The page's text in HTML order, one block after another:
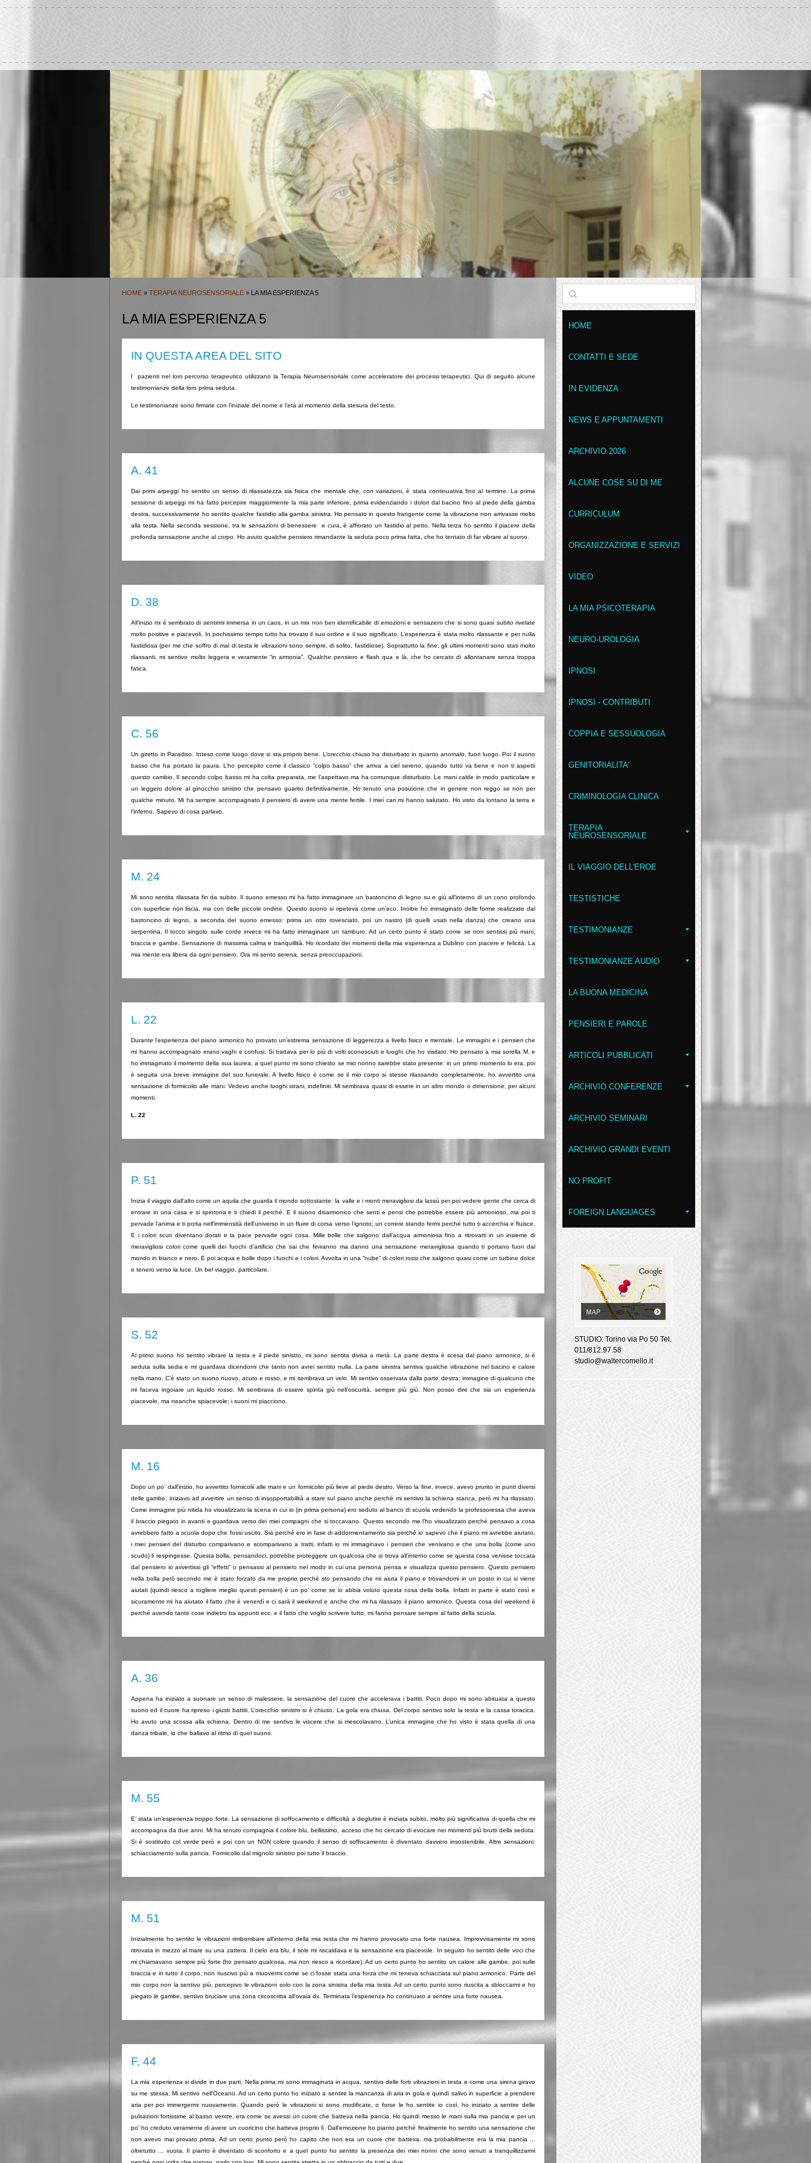
HOME » TERAPIA NEUROSENSORIALE » LA MIA ESPERIENZA 5
LA MIA ESPERIENZA 5
IN QUESTA AREA DEL SITO
I pazienti nel loro percorso terapeutico utilizzano la Terapia Neurosensoriale come acceleratore dei processi terapeutici. Qui di seguito alcune
testimonianze della loro prima seduta.
Le testimonianze sono firmate con l'iniziale del nome e l'età al momento della stesura del testo.
A. 41
Dai primi arpeggi ho sentito un senso di rilassatezza sia fisica che mentale che, con variazioni, è stata continuativa fino al termine. La prima
sessione di arpeggi mi ha fatto percepire maggiormente la mia parte inferiore, prima evidenziando i dolori dal bacino fino al piede della gamba
destra, successivamente ho sentito qualche fastidio alla gamba sinistra. Ho pensato in questo frangente come la vibrazione non arrivasse molto
alla testa. Nella seconda sessione, tra le sensazioni di benessere e cura, è affiorato un fastidio al petto. Nella terza ho sentito il piacere della
profonda sensazione anche al corpo. Ho avuto qualche pensiero rimandante la seduta poco prima fatta, che ho tentato di far vibrare al suono.
D. 38
All’inizio mi è sembrato di sentirmi immersa in un caos, in un mix non ben identificabile di emozioni e sensazioni che si sono quasi subito rivelate
molto positive e piacevoli. In pochissimo tempo tutto ha trovato il suo ordine e il suo significato. L’esperienza è stata molto rilassante e per nulla
fastidiosa (per me che soffro di mal di testa le vibrazioni sono sempre, di solito, fastidiose). Soprattutto la fine, gli ultimi momenti sono stati molto
rilassanti, mi sentivo molto leggera e veramente “in armonia”. Qualche pensiero e flash qua e là, che ho cercato di allontanare senza troppa
fatica.
C. 56
Un giretto in Paradiso. Inteso come luogo dove si sta proprio bene. L’orecchio chiuso ha disturbato in quanto anomalo, fuori luogo. Poi il suono
basso che ha portato la paura. L’ho percepito come il classico “colpo basso” che arriva a ciel sereno, quando tutto va bene e non ti aspetti
questo cambio. Il secondo colpo basso mi ha colta preparata, me l’aspettavo ma ha comunque disturbato. Le mani calde in modo particolare e
un leggero dolore al ginocchio sinistro che pensavo guarito definitivamente. Ho tenuto una posizione che in genere non reggo se non per
qualche minuto. Mi ha sempre accompagnato il pensiero di avere una mente fertile. I miei cari mi hanno salutato. Ho visto da lontano la terra e
l’inferno. Sapevo di cosa parlavo.
M. 24
Mi sono sentita rilassata fin da subito. Il suono emesso mi ha fatto immaginare un bastoncino di legno su e giù all’interno di un cono profondo
con superficie non liscia, ma con delle piccole ondine. Questo suono si ripeteva come un’eco. Inoltre ho immaginato delle forme realizzate dal
bastoncino di legno, a seconda del suono emesso: prima un otto rovesciato, poi un nastro (di quelli usati nella danza) che creano una
serpentina. Il tocco singolo sulle corde invece mi ha fatto immaginare un tamburo. Ad un certo punto è stato come se non sentissi più mani,
braccia e gambe. Sensazione di massima calma e tranquillità. Ho ricordato dei momenti della mia esperienza a Dublino con piacere e felicità. La
mia mente era libera da ogni pensiero. Ora mi sento serena, senza preoccupazioni.
L. 22
Durante l’esperienza del piano armonico ho provato un’estrema sensazione di leggerezza a livello fisico e mentale. Le immagini e i pensieri che
mi hanno accompagnato erano vaghi e confusi. Si trattava per lo più di volti sconosciuti e luoghi che ho visitato. Ho pensato a mia sorella M. e
ho immaginato il momento della sua laurea, a quel punto mi sono chiesto se mio nonno sarebbe stato presente: in un primo momento lo era, poi
è seguita una breve immagine del suo funerale. A livello fisico è come se il mio corpo si stesse rilassando completamente, ho avvertito una
sensazione di formicolio alle mani. Vedevo anche luoghi strani, indefiniti. Mi sembrava quasi di essere in un altro mondo o dimensione, per alcuni
momenti.
L. 22
P. 51
Inizia il viaggio dall’alto come un aquila che guarda il mondo sottostante: la valle e i monti meravigliosi da lassù per poi vedere gente che cerca di
entrare in una casa e si spintona e ti chiedi il perché. E il suono disarmonico che senti e pensi che potrebbe essere più armonioso, ma poi ti
pervade l’anima e ti porta nell’immensità dell’universo in un fluire di corsa verso l’ignoto; un correre stando fermi perché tutto ti accerchia e fluisce.
E i colori scuri diventano dorati e la pace pervade ogni cosa. Mille bolle che salgono dall’acqua armoniosa fino a ritrovarti in un insieme di
meravigliosi colori come quelli dei fuochi d’artificio che sai che finiranno ma danno una sensazione meravigliosa quando ti portano fuori dal
mondo in bianco e nero. E poi acqua e bolle dopo i fuochi e i colori. Avvolta in una “nube” di colori rossi che salgono quasi come un turbine dolce
e tenero verso la luce. Un bel viaggio, particolare.
S. 52
Al primo suono ho sentito vibrare la testa e il piede sinistro, mi sono sentita divisa a metà. La parte destra è scesa dal piano armonico, si è
seduta sulla sedia e mi guardava dicendomi che tanto non avrei sentito nulla. La parte sinistra sentiva qualche vibrazione nel bacino e calore
nella mano. C’è stato un suono nuovo, acuto e rosso, e mi sembrava un velo. Mi sentivo osservata dalla parte destra; immagine di qualcuno che
mi faceva ingoiare un liquido rosso. Mi sembrava di essere spinta giù nell’oscurità, sempre più giù. Non posso dire che sia un esperienza
piacevole, ma neanche spiacevole; i suoni mi piacciono.
M. 16
Dopo un po’ dall’inizio, ho avvertito formicolii alle mani e un formicolio più lieve al piede destro. Verso la fine, invece, avevo prurito in punti diversi
delle gambe, iniziavo ad avvertire un senso di insopportabilità a stare sul piano anche perché mi sentivo la schiena stanca, però mi ha rilassato.
Come immagine più nitida ho visualizzato la scena in cui io (in prima persona) ero seduto al banco di scuola vedendo la professoressa che aveva
il braccio piegato in avanti e guardava verso dei miei compagni che si toccavano. Questo secondo me l’ho visualizzato perché pensavo a cosa
avrebbero fatto a scuola dopo che fossi uscito. Sia perché ero in fase di addormentamento sia perché io sapevo che il piano mi avrebbe aiutato,
i miei pensieri del disturbo comparivano e scomparivano a tratti, infatti io mi immaginavo i pensieri che venivano e che una bolla (come uno
scudo) li respingesse. Questa bolla, pensandoci, potrebbe proteggere un qualcosa che si trova all’interno come se questa cosa venisse toccata
dal pensiero io avvertissi gli “effetti” o pensassi al pensiero nel modo in cui una persona pensa e visualizza questo pensiero. Questo pensiero
nella bolla però secondo me è stato forzato da me proprio perché sto pensando che mi aiuta il piano e trovandomi in un posto in cui si viene
aiutati (quindi riesco a togliere meglio questi pensieri) è un po’ come se io abbia voluto questa cosa della bolla. Infatti in parte è stato così e
sicuramente mi ha aiutato il fatto che è venerdì e ci sarà il weekend e anche che mi ha rilassato il piano armonico. Questa cosa del weekend è
perché avendo tante cose indietro tra appunti ecc. e il fatto che voglio scrivere tutto, mi fanno pensare sempre al fatto della scuola.
A. 36
Appena ha iniziato a suonare un senso di malessere, la sensazione del cuore che accelerava i battiti. Poco dopo mi sono abituata a questo
suono ed il cuore ha ripreso i giusti battiti. L’orecchio sinistro si è chiuso. La gola era chiusa. Del corpo sentivo solo la testa e la cassa toracica.
Ho avuto una scossa alla schiena. Dentro di me sentivo le viscere che si mescolavano. L’unica immagine che ho visto è stata quella di una
danza tribale, io che ballavo al ritmo di quel suono.
M. 55
E’ stata un’esperienza troppo forte. La sensazione di soffocamento e difficoltà a deglutire è iniziata subito, molto più significativa di quella che mi
accompagna da due anni. Mi ha tenuto compagnia il colore blu, bellissimo, acceso che ho cercato di evocare nei momenti più brutti della seduta.
Si è sostituito col verde però e poi con un NON colore quando il senso di soffocamento è diventato davvero insostenibile. Altre sensazioni:
schiacciamento sulla pancia. Formicolio dal mignolo sinistro poi tutto il braccio.
M. 51
Inizialmente ho sentito le vibrazioni rimbombare all’interno della mia testa che mi hanno provocato una forte nausea. Improvvisamente mi sono
ritrovata in mezzo al mare su una zattera. Il cielo era blu, il sole mi riscaldava e la sensazione era piacevole. In seguito ho sentito delle voci che
mi chiamavano sempre più forte (ho pensato qualcosa, ma non riesco a ricordare). Ad un certo punto ho sentito un calore alle gambe, poi sulle
braccia e in tutto il corpo, non riuscivo più a muovermi come se ci fosse stata una forza che mi teneva schiacciata sul piano armonico. Parte del
mio corpo non la sentivo più, percepivo le vibrazioni solo con la zona sinistra della mia testa. Ad un certo punto sono riuscita a sbloccarmi e ho
piegato le gambe, sentivo bruciare una zona circoscritta all’ovaia dx. Terminata l’esperienza ho continuato a sentire una forte nausea.
F. 44
La mia esperienza si divide in due parti. Nella prima mi sono immaginata in acqua, sentivo delle forti vibrazioni in testa e come una sirena giravo
su me stessa. Mi sentivo nell’Oceano. Ad un certo punto ho iniziato a sentire la mancanza di aria in gola e quindi salivo in superficie a prendere
aria per poi immergermi nuovamente. Quando però le vibrazioni si sono modificate, o forse le ho sentite io così, ho iniziato a sentire delle
pulsazioni fortissime al basso ventre, era come se avessi un cuore che batteva nella pancia. Ho quindi messo le mani sulla mia pancia e per un
po’ ho creduto veramente di avere un cuoricino che batteva proprio lì. Dall’emozione ho pianto perché finalmente ho sentito una sensazione che
non avevo mai provato prima. Ad un certo punto però ho capito che non era un cuore che batteva, ma probabilmente era la mia pancia ...
oltretutto ... vuota. Il pianto è diventato di sconforto e a quel punto ho sentito la presenza dei miei nonni che sono venuti a tranquillizzarmi
HOME
CONTATTI E SEDE
IN EVIDENZA
NEWS E APPUNTAMENTI
ARCHIVIO 2026
ALCUNE COSE SU DI ME
CURRICULUM
ORGANIZZAZIONE E SERVIZI
VIDEO
LA MIA PSICOTERAPIA
NEURO-UROLOGIA
IPNOSI
IPNOSI - CONTRIBUTI
COPPIA E SESSUOLOGIA
GENITORIALITA'
CRIMINOLOGIA CLINICA
TERAPIA
NEUROSENSORIALE
IL VIAGGIO DELL'EROE
TESTISTICHE
TESTIMONIANZE
TESTIMONIANZE AUDIO
LA BUONA MEDICINA
PENSIERI E PAROLE
ARTICOLI PUBBLICATI
ARCHIVIO CONFERENZE
ARCHIVIO SEMINARI
ARCHIVIO GRANDI EVENTI
NO PROFIT
FOREIGN LANGUAGES
STUDIO: Torino via Po 50 Tel.
011/812.97.58
studio@waltercomello.it